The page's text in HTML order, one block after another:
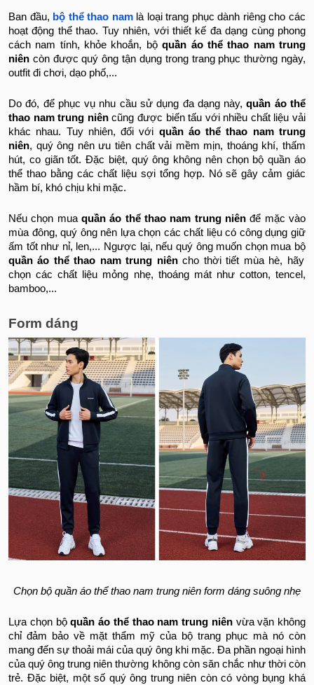
Ban đầu, bộ thể thao namlà loại trang phục dành riêng cho các
hoạt động thể thao. Tuy nhiên, với thiết kế đa dạng cùng phong
cách nam tính, khỏe khoắn, bộquần áo thể thao nam trung
niên còn được quý ông tận dụng trong trang phục thường ngày,
outfit đi chơi, dạo phố,...
Do đó, để phục vụ nhu cầu sử dụng đa dạng này,quần áo thể
thao nam trung niêncũng được biến tấu với nhiều chất liệu vải
khác nhau. Tuy nhiên, đối với quần áo thể thao nam trung
niên, quý ông nên ưu tiên chất vải mềm mịn, thoáng khí, thấm
hút, co giãn tốt. Đặc biệt, quý ông không nên chọn bộ quần áo
thể thao bằng các chất liệu sợi tổng hợp. Nó sẽ gây cảm giác
hầm bí, khó chịu khi mặc.
Nếu chọn mua quần áo thể thao nam trung niên để mặc vào
mùa đông, quý ông nên lựa chọn các chất liệu có công dụng giữ
ấm tốt như nỉ, len,... Ngược lại, nếu quý ông muốn chọn mua bộ
quần áo thể thao nam trung niêncho thời tiết mùa hè, hãy
chọn các chất liệu mỏng nhẹ, thoáng mát như cotton, tencel,
bamboo,...
Form dáng
Chọn bộ quần áo thể thao nam trung niên form dáng suông nhẹ
Lựa chọn bộquần áo thể thao nam trung niênvừa vặn không
chỉ đảm bảo về mặt thẩm mỹ của bộ trang phục mà nó còn
mang đến sự thoải mái của quý ông khi mặc. Đa phần ngoại hình
của quý ông trung niên thường không còn săn chắc như thời còn
trẻ. Đặc biệt, một số quý ông trung niên còn có vòng bụng khá